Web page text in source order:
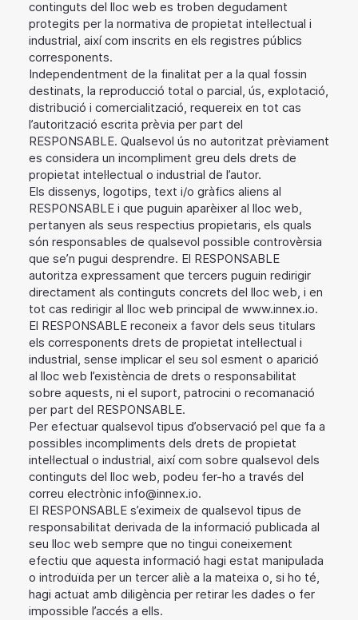
continguts del lloc web es troben degudament
protegits per la normativa de propietat intel·lectual i
industrial, així com inscrits en els registres públics
corresponents.
Independentment de la finalitat per a la qual fossin
destinats, la reproducció total o parcial, ús, explotació,
distribució i comercialització, requereix en tot cas
l’autorització escrita prèvia per part del
RESPONSABLE. Qualsevol ús no autoritzat prèviament
es considera un incompliment greu dels drets de
propietat intel·lectual o industrial de l’autor.
Els dissenys, logotips, text i/o gràfics aliens al
RESPONSABLE i que puguin aparèixer al lloc web,
pertanyen als seus respectius propietaris, els quals
són responsables de qualsevol possible controvèrsia
que se’n pugui desprendre. El RESPONSABLE
autoritza expressament que tercers puguin redirigir
directament als continguts concrets del lloc web, i en
tot cas redirigir al lloc web principal de www.innex.io.
El RESPONSABLE reconeix a favor dels seus titulars
els corresponents drets de propietat intel·lectual i
industrial, sense implicar el seu sol esment o aparició
al lloc web l’existència de drets o responsabilitat
sobre aquests, ni el suport, patrocini o recomanació
per part del RESPONSABLE.
Per efectuar qualsevol tipus d’observació pel que fa a
possibles incompliments dels drets de propietat
intel·lectual o industrial, així com sobre qualsevol dels
continguts del lloc web, podeu fer-ho a través del
correu electrònic info@innex.io.
El RESPONSABLE s’eximeix de qualsevol tipus de
responsabilitat derivada de la informació publicada al
seu lloc web sempre que no tingui coneixement
efectiu que aquesta informació hagi estat manipulada
o introduïda per un tercer aliè a la mateixa o, si ho té,
hagi actuat amb diligència per retirar les dades o fer
impossible l’accés a ells.